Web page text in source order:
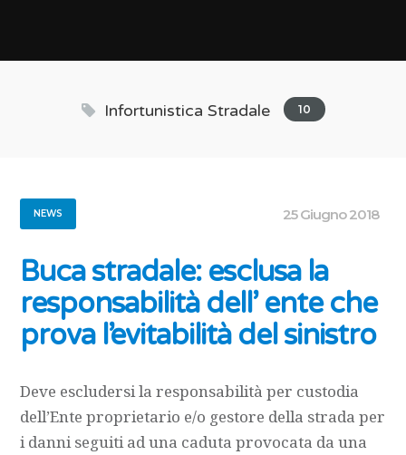
Infortunistica Stradale 10
NEWS 25 Giugno 2018
Buca stradale: esclusa la
responsabilità dell’ ente che
prova l’evitabilità del sinistro
Deve escludersi la responsabilità per custodia
dell’Ente proprietario e/o gestore della strada per
i danni seguiti ad una caduta provocata da una